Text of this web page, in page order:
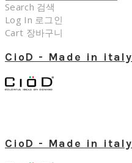
Search 검색
Log In 로그인
Cart 장바구니
CioD - Made in italy
CioD - Made in italy